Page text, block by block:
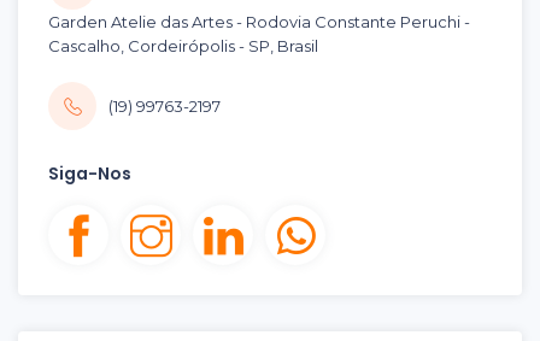
Garden Atelie das Artes - Rodovia Constante Peruchi -
Cascalho, Cordeirópolis - SP, Brasil
(19) 99763-2197
Siga-Nos